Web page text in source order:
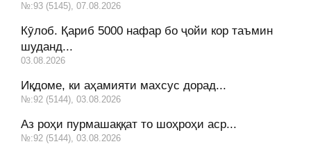
№:93 (5145), 07.08.2026
Кӯлоб. Қариб 5000 нафар бо ҷойи кор таъмин
шуданд...
03.08.2026
Иқдоме, ки аҳамияти махсус дорад...
№:92 (5144), 03.08.2026
Аз роҳи пурмашаққат то шоҳроҳи аср...
№:92 (5144), 03.08.2026